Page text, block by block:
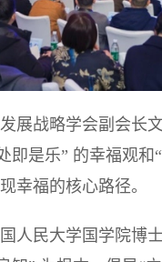
展战略学会副会长
即是乐” 的幸福观
幸福的核心路径。
人民大学国学院博